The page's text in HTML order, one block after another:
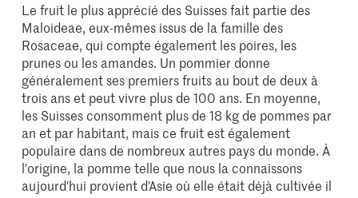
Le fruit le plus apprécié des Suisses fait partie des
Maloideae, eux-mêmes issus de la famille des
Rosaceae, qui compte également les poires, les
prunes ou les amandes. Un pommier donne
généralement ses premiers fruits au bout de deux à
trois ans et peut vivre plus de 100 ans. En moyenne,
les Suisses consomment plus de 18 kg de pommes par
an et par habitant, mais ce fruit est également
populaire dans de nombreux autres pays du monde. À
l'origine, la pomme telle que nous la connaissons
aujourd'hui provient d'Asie où elle était déjà cultivée il